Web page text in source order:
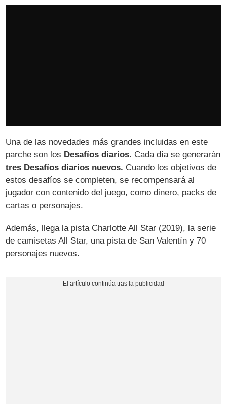
Una de las novedades más grandes incluidas en este
parche son los Desafíos diarios. Cada día se generarán
tres Desafíos diarios nuevos. Cuando los objetivos de
estos desafíos se completen, se recompensará al
jugador con contenido del juego, como dinero, packs de
cartas o personajes.
Además, llega la pista Charlotte All Star (2019), la serie
de camisetas All Star, una pista de San Valentín y 70
personajes nuevos.